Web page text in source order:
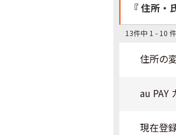
『 住所
13件中 1 - 10
住所の
au PAY
現在登